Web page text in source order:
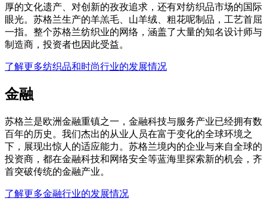
厚的文化遗产、对创新的孜孜追求，还有对纺织品市场的国际
眼光。苏格兰生产的羊羔毛、山羊绒、粗花呢制品，工艺首屈
一指。整个苏格兰纺织业的网络，涵盖了大量的知名设计师与
制造商，投资者也因此受益。
了解更多纺织品和时尚行业的发展情况
金融
苏格兰是欧洲金融重镇之一，金融科技与服务产业已经拥有数
百年的历史。我们杰出的从业人员在富于变化的全球环境之
下，展现出惊人的适应能力。苏格兰境内的企业与来自全球的
投资商，都在金融科技和网络安全等蓝海里探索新的机会，齐
首突破传统的金融产业。
了解更多金融行业的发展情况